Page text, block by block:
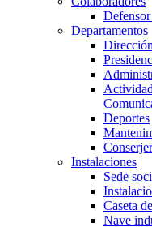
Departamentos
Dirección
Deportes
Instalaciones
Sede
Caseta
Nave